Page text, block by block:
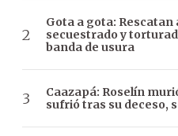
Gota a gota: Rescatan
secuestrado y
banda de usura
Caazapá: Roselín
sufrió tras su deceso,